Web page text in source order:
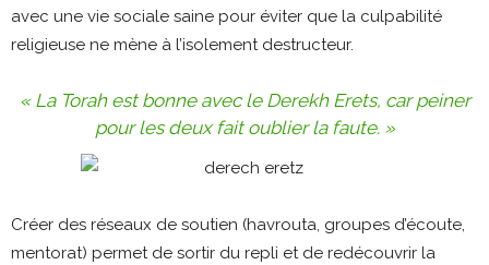
avec une vie sociale saine pour éviter que la culpabilité
religieuse ne mène à l’isolement destructeur​.
« La Torah est bonne avec le Derekh Erets, car peiner
pour les deux fait oublier la faute. »
Créer des réseaux de soutien (havrouta, groupes d’écoute,
mentorat) permet de sortir du repli et de redécouvrir la